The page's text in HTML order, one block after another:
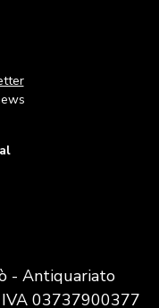
- Antiquariato
03737900377